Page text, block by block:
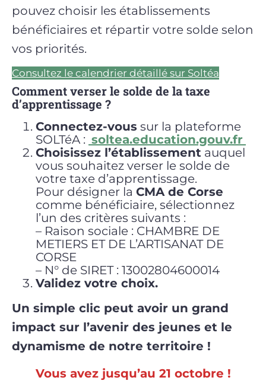
pouvez choisir les établissements
bénéficiaires et répartir votre solde selon
vos priorités.
Consultez le calendrier détaillé sur Soltéa
Comment verser le solde de la taxe
d’apprentissage ?
Connectez-vous sur la plateforme
SOLTéA : soltea.education.gouv.fr
Choisissez l’établissement auquel
vous souhaitez verser le solde de
votre taxe d’apprentissage.
Pour désigner la CMA de Corse
comme bénéficiaire, sélectionnez
l’un des critères suivants :
– Raison sociale : CHAMBRE DE
METIERS ET DE L’ARTISANAT DE
CORSE
– N° de SIRET : 13002804600014
Validez votre choix.
Un simple clic peut avoir un grand
impact sur l’avenir des jeunes et le
dynamisme de notre territoire !
Vous avez jusqu’au 21 octobre !